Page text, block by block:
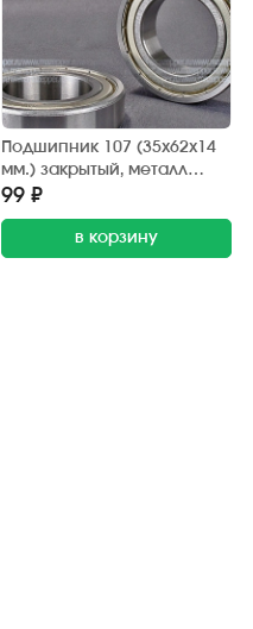
Подшипник 107 (35х62х14
мм.) закрытый, металл
(АПП)
99 ₽
в корзину